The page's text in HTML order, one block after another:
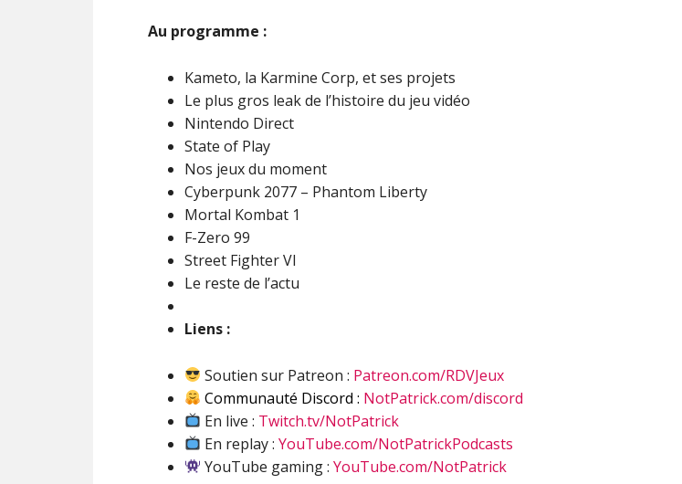
Au programme :
Kameto, la Karmine Corp, et ses projets
Le plus gros leak de l’histoire du jeu vidéo
Nintendo Direct
State of Play
Nos jeux du moment
Cyberpunk 2077 – Phantom Liberty
Mortal Kombat 1
F-Zero 99
Street Fighter VI
Le reste de l’actu
Liens :
Soutien sur Patreon : Patreon.com/RDVJeux
Communauté Discord : NotPatrick.com/discord
En live : Twitch.tv/NotPatrick
En replay :YouTube.com/NotPatrickPodcasts
YouTube gaming :YouTube.com/NotPatrick